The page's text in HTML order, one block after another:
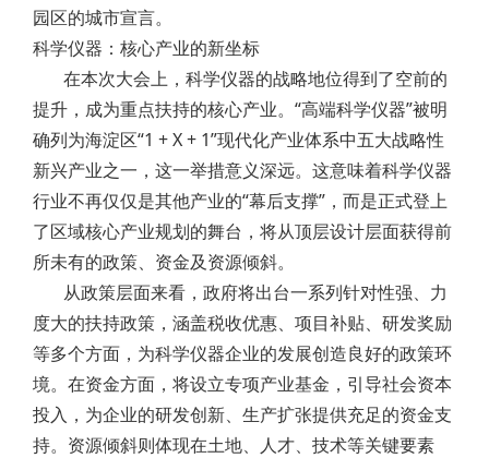
园区的城市宣言。
科学仪器：核心产业的新坐标
在本次大会上，科学仪器的战略地位得到了空前的
提升，成为重点扶持的核心产业。“高端科学仪器”被明
确列为海淀区“1 + X + 1”现代化产业体系中五大战略性
新兴产业之一，这一举措意义深远。这意味着科学仪器
行业不再仅仅是其他产业的“幕后支撑”，而是正式登上
了区域核心产业规划的舞台，将从顶层设计层面获得前
所未有的政策、资金及资源倾斜。
从政策层面来看，政府将出台一系列针对性强、力
度大的扶持政策，涵盖税收优惠、项目补贴、研发奖励
等多个方面，为科学仪器企业的发展创造良好的政策环
境。在资金方面，将设立专项产业基金，引导社会资本
投入，为企业的研发创新、生产扩张提供充足的资金支
持。资源倾斜则体现在土地、人才、技术等关键要素